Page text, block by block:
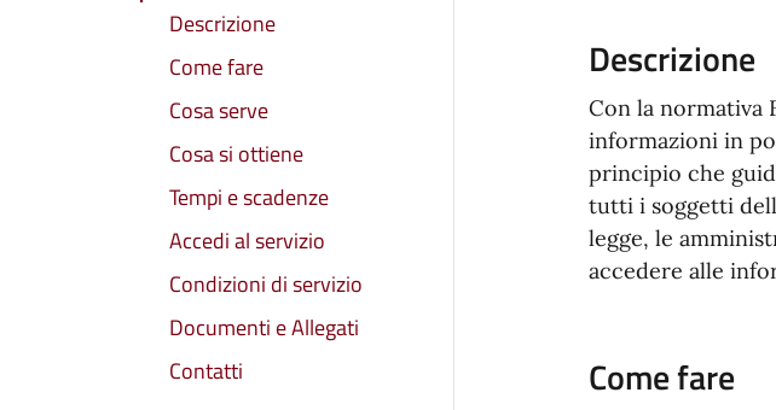
Descrizione
Come fare
Cosa serve
Cosa si ottiene
Tempi e scadenze
Accedi al servizio
Condizioni di servizio
Documenti e Allegati
Contatti
Descrizione
Con la normativa
informazioni in
principio che
tutti i soggetti
legge, le
accedere alle
Come fare